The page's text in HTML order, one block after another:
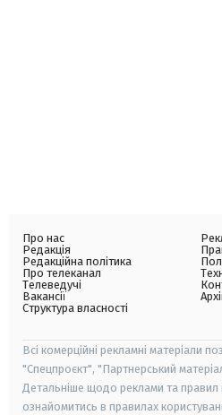
Про нас
Редакція
Редакційна політика
Про телеканал
Телеведучі
Вакансії
Структура власності
Всі комерційні рекламні матеріали
"Спецпроєкт", "Партнерський
Детальніше щодо реклами та
ознайомитись в правилах